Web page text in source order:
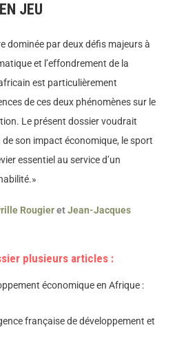
JEU
dominée par deux défis majeurs à
et l’effondrement de la
est particulièrement
de ces deux phénomènes sur le
Le présent dossier voudrait
son impact économique, le sport
essentiel au service d’un
RougieretJean-Jacques
plusieurs articles :
économique en Afrique :
française de développement et